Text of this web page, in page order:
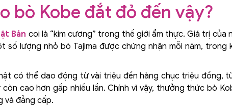
bò Kobe đắt đỏ đến vậy?
Bản coi là “kim cương” trong thế giới ẩm thực. Giá trị của
số lượng nhỏ bò Tajima được chứng nhận mỗi năm, trong
có thể dao động từ vài triệu đến hàng chục triệu đồng,
cao hơn gấp nhiều lần. Chính vì vậy, thưởng thức bò
và đẳng cấp.